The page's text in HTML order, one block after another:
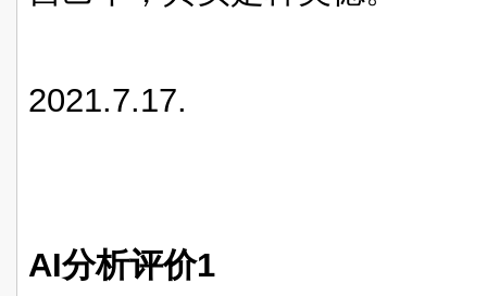
2021.7.17.
AI分析评价1